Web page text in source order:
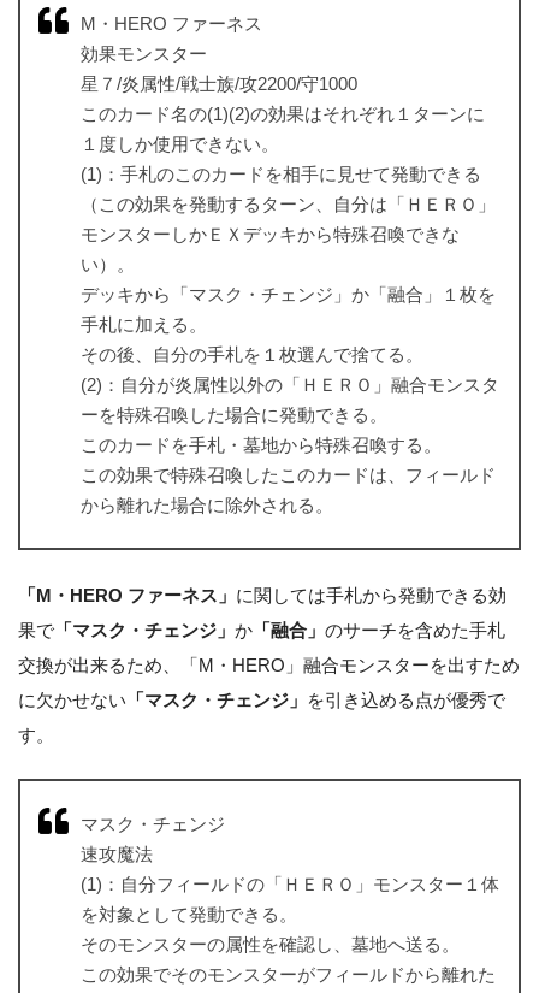
M・HERO ファーネス
効果モンスター
星７/炎属性/戦士族/攻2200/守1000
このカード名の(1)(2)の効果はそれぞれ１ターンに
１度しか使用できない。
(1)：手札のこのカードを相手に見せて発動できる
（この効果を発動するターン、自分は「ＨＥＲＯ」
モンスターしかＥＸデッキから特殊召喚できな
い）。
デッキから「マスク・チェンジ」か「融合」１枚を
手札に加える。
その後、自分の手札を１枚選んで捨てる。
(2)：自分が炎属性以外の「ＨＥＲＯ」融合モンスタ
ーを特殊召喚した場合に発動できる。
このカードを手札・墓地から特殊召喚する。
この効果で特殊召喚したこのカードは、フィールド
から離れた場合に除外される。
「M・HERO ファーネス」 に関しては手札から発動できる効
果で 「マスク・チェンジ」 か 「融合」 のサーチを含めた手札
交換が出来るため、「M・HERO」融合モンスターを出すため
に欠かせない 「マスク・チェンジ」 を引き込める点が優秀で
す。
マスク・チェンジ
速攻魔法
(1)：自分フィールドの「ＨＥＲＯ」モンスター１体
を対象として発動できる。
そのモンスターの属性を確認し、墓地へ送る。
この効果でそのモンスターがフィールドから離れた